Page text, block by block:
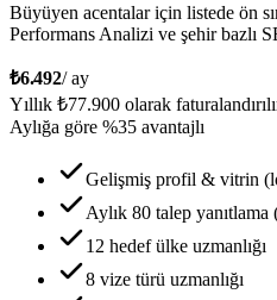
Büyüyen acentalar için listede ön
Performans Analizi ve şehir bazlı
₺6.492/ ay
Yıllık ₺77.900 olarak
Aylığa göre %35 avantajlı
Gelişmiş profil & vitrin
Aylık 80 talep yanıtlama
12 hedef ülke uzmanlığı
8 vize türü uzmanlığı